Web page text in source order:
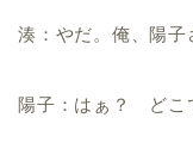
湊：やだ。俺、陽子
陽子：はぁ？ どこ